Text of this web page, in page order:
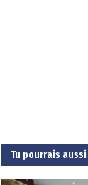
Tu pourrais